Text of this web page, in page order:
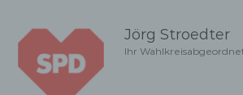
Jörg Stroedter
Ihr